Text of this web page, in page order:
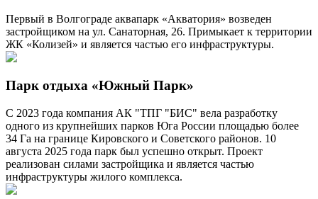
Первый в Волгограде аквапарк «Акватория» возведен
застройщиком на ул. Санаторная, 26. Примыкает к территории
ЖК «Колизей» и является частью его инфраструктуры.
Парк отдыха «Южный Парк»
С 2023 года компания АК "ТПГ "БИС" вела разработку
одного из крупнейших парков Юга России площадью более
34 Га на границе Кировского и Советского районов. 10
августа 2025 года парк был успешно открыт. Проект
реализован силами застройщика и является частью
инфраструктуры жилого комплекса.